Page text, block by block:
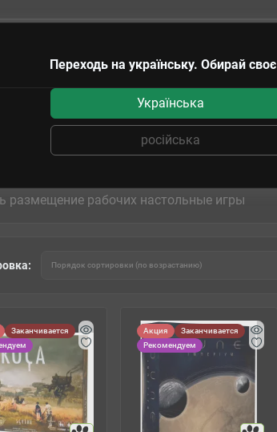
сертификаты
игры
размещение рабочих настольные игры
Заканчивается
Акция
Заканчивается
Рекомендуем
Переходь на українську. Обирай своє
Українська
російська